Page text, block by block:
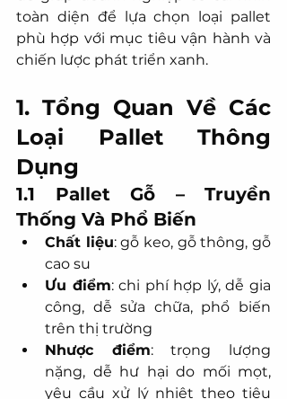
toàn diện để lựa chọn loại pallet
phù hợp với mục tiêu vận hành và
chiến lược phát triển xanh.
1. Tổng Quan Về Các
Loại Pallet Thông
Dụng
1.1 Pallet Gỗ – Truyền
Thống Và Phổ Biến
Chất liệu: gỗ keo, gỗ thông, gỗ
cao su
Ưu điểm: chi phí hợp lý, dễ gia
công, dễ sửa chữa, phổ biến
trên thị trường
Nhược điểm: trọng lượng
nặng, dễ hư hại do mối mọt,
yêu cầu xử lý nhiệt theo tiêu